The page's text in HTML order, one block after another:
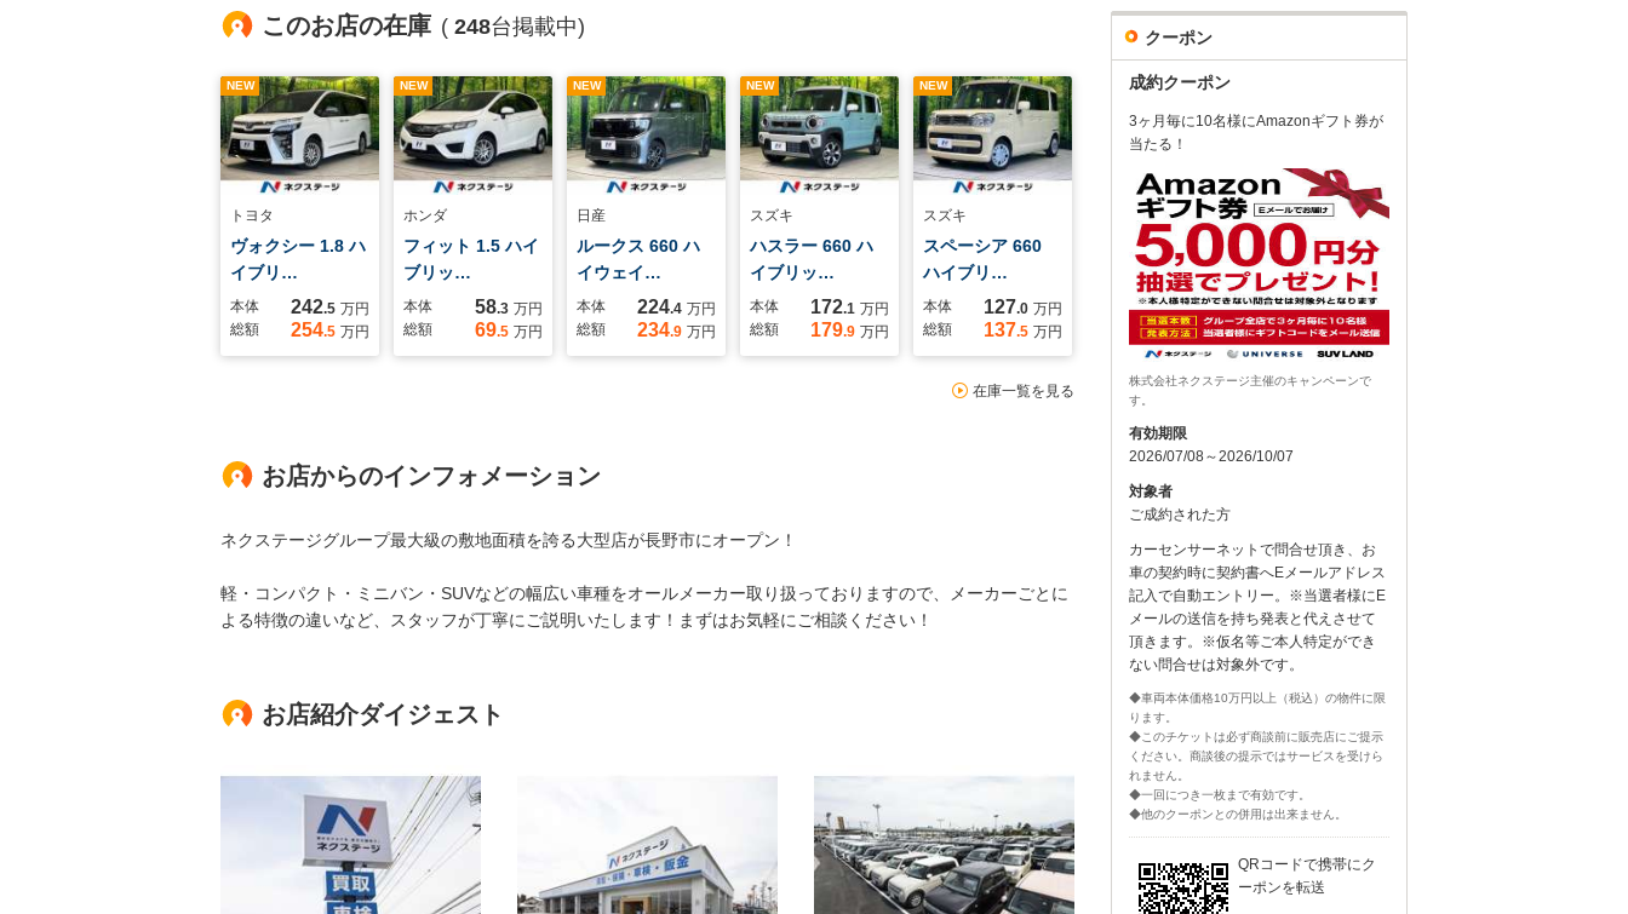
このお店の在庫 ( 248台掲載中)
NEW
トヨタ
ヴォクシー 1.8 ハ
イブリ…
本体 242.5 万円
総額
254.5 万円
NEW
ホンダ
フィット 1.5 ハイ
ブリッ…
本体 58.3 万円
総額
69.5 万円
NEW
日産
ルークス 660 ハ
イウェイ…
本体 224.4 万円
総額
234.9 万円
NEW
スズキ
ハスラー 660 ハ
イブリッ…
本体 172.1 万円
総額
179.9 万円
NEW
スズキ
スペーシア 660
ハイブリ…
本体 127.0 万円
総額
137.5 万円
在庫一覧を見る
お店からのインフォメーション
ネクステージグループ最大級の敷地面積を誇る大型店が長野市にオープン！
軽・コンパクト・ミニバン・SUVなどの幅広い車種をオールメーカー取り扱っておりますので、メーカーごとに
よる特徴の違いなど、スタッフが丁寧にご説明いたします！まずはお気軽にご相談ください！
お店紹介ダイジェスト
クーポン
成約クーポン
3ヶ月毎に10名様にAmazonギフト券が
当たる！
株式会社ネクステージ主催のキャンペーンで
す。
有効期限
2026/07/08～2026/10/07
対象者
ご成約された方
カーセンサーネットで問合せ頂き、お
車の契約時に契約書へEメールアドレス
記入で自動エントリー。※当選者様にE
メールの送信を持ち発表と代えさせて
頂きます。※仮名等ご本人特定ができ
ない問合せは対象外です。
◆車両本体価格10万円以上（税込）の物件に限
ります。
◆このチケットは必ず商談前に販売店にご提示
ください。商談後の提示ではサービスを受けら
れません。
◆一回につき一枚まで有効です。
◆他のクーポンとの併用は出来ません。
QRコードで携帯にク
ーポンを転送